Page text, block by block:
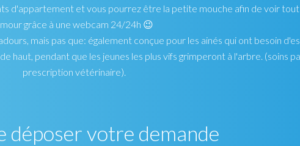
d'appartement et vous pourrez être la petite mouche afin de voir
grâce à une webcam 24/24h 😉
mais pas que: également conçue pour les ainés qui ont besoin
haut, pendant que les jeunes les plus vifs grimperont à l'arbre. (soins
prescription vétérinaire).
déposer votre demande